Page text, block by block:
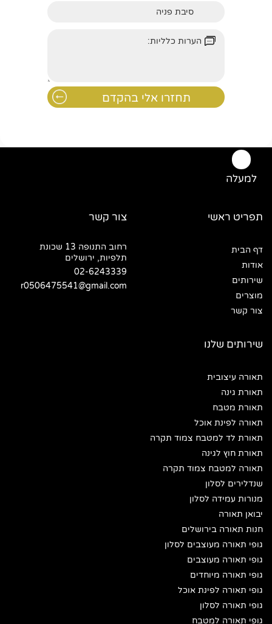
למעלה
תפריט ראשי
דף הבית
אודות
שירותים
מוצרים
צור קשר
שירותים שלנו
תאורה עיצובית
תאורת גינה
תאורת מטבח
תאורה לפינת אוכל
תאורת לד למטבח צמוד תקרה
תאורת חוץ לגינה
תאורה למטבח צמוד תקרה
שנדלירים לסלון
מנורות עמידה לסלון
יבואן תאורה
חנות תאורה בירושלים
גופי תאורה מעוצבים לסלון
גופי תאורה מעוצבים
גופי תאורה מיוחדים
גופי תאורה לפינת אוכל
גופי תאורה לסלון
גופי תאורה למטבח
צור קשר
רחוב התנופה 13 שכונת
תלפיות, ירושלים
02-6243339
r0506475541@gmail.com